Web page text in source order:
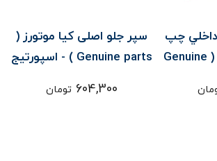
چپ
اصلی کیا موتورز ( Genuine
سپر جلو اصلی کیا موتورز (
Genuine parts ) - اسپورتيج
604,300 تومان